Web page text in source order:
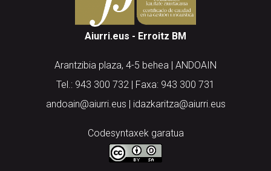
Aiurri.eus - Erroitz BM
Arantzibia plaza, 4-5 behea | ANDOAIN
Tel.: 943 300 732 | Faxa: 943 300 731
andoain@aiurri.eus | idazkaritza@aiurri.eus
Codesyntaxek garatua